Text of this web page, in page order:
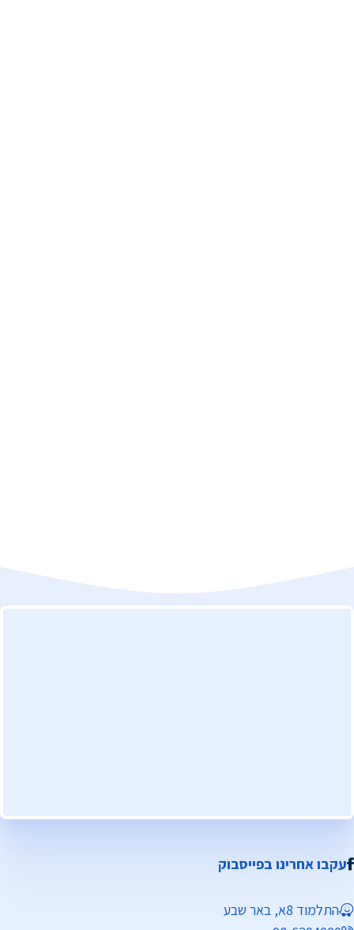
עקבו אחרינו בפייסבוק
התלמוד 8א, באר שבע